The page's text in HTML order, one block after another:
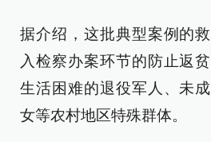
据介绍，这批典型案例的
入检察办案环节的防止返
生活困难的退役军人、未
女等农村地区特殊群体。